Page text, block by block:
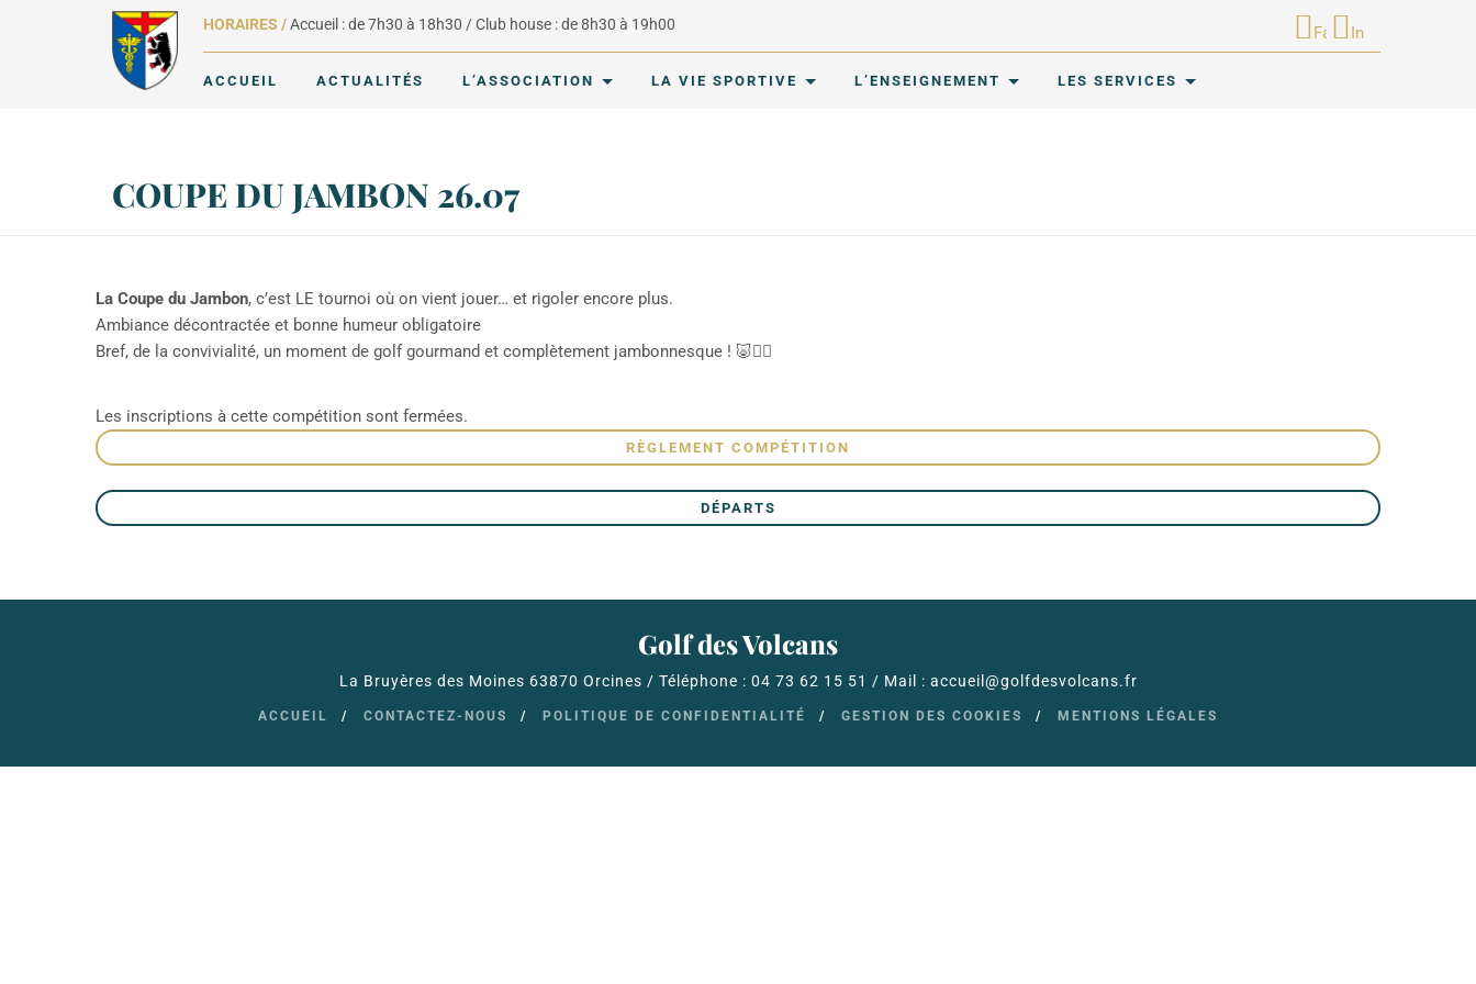
HORAIRES /Accueil : de 7h30 à 18h30 / Club house : de 8h30 à 19h00 FacebookInstagram
ACCUEIL ACTUALITÉS L’ASSOCIATION LA VIE SPORTIVE L’ENSEIGNEMENT LES SERVICES
COUPE DU JAMBON 26.07
La Coupe du Jambon, c’est LE tournoi où on vient jouer… et rigoler encore plus.
Ambiance décontractée et bonne humeur obligatoire
Bref, de la convivialité, un moment de golf gourmand et complètement jambonnesque ! 🐷🏌️‍♀️
Les inscriptions à cette compétition sont fermées.
RÈGLEMENT COMPÉTITION
DÉPARTS
Golf des Volcans
La Bruyères des Moines 63870 Orcines / Téléphone : 04 73 62 15 51 / Mail : accueil@golfdesvolcans.fr
ACCUEIL CONTACTEZ-NOUS POLITIQUE DE CONFIDENTIALITÉ GESTION DES COOKIES MENTIONS LÉGALES